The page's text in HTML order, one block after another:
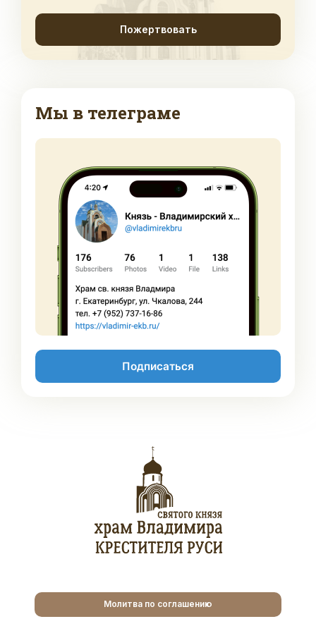
Пожертвовать
Мы в телеграме
Подписаться
Молитва по соглашению